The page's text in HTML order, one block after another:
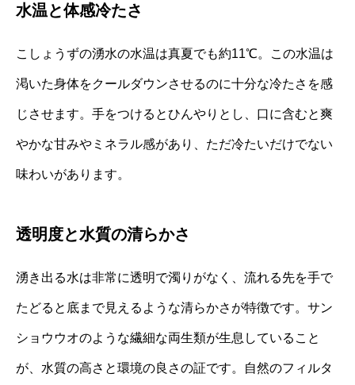
水温と体感冷たさ
こしょうずの湧水の水温は真夏でも約11℃。この水温は
渇いた身体をクールダウンさせるのに十分な冷たさを感
じさせます。手をつけるとひんやりとし、口に含むと爽
やかな甘みやミネラル感があり、ただ冷たいだけでない
味わいがあります。
透明度と水質の清らかさ
湧き出る水は非常に透明で濁りがなく、流れる先を手で
たどると底まで見えるような清らかさが特徴です。サン
ショウウオのような繊細な両生類が生息していること
が、水質の高さと環境の良さの証です。自然のフィルタ